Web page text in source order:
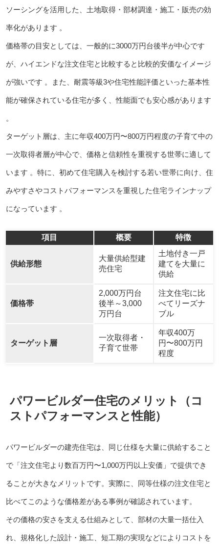
ソーシングを活用した、土地取得・部材調達・施工・販売の効
率化があります 。
価格帯の目安としては、一般的に3000万円台後半が中心です
が、ハイエンドな注文住宅と比較すると比較的安価なイメージ
が強いです 。また、耐震等級3や住宅性能評価といった基本性
能が確保されている住宅が多く、性能面でも安心感があります
。
ターゲット層は、主に年収400万円〜800万円程度の子育て中の
一次取得者層が中心で、価格と信頼性を重視する世帯に適して
います 。特に、初めて住宅購入を検討する若い世帯に向け、住
みやすさやコストパフォーマンスを重視した住宅ラインナップ
になっています 。
項目 概要 特徴
供給形態
大量供給型建
売住宅
土地付き一戸
建てを大量に
供給
価格帯
2,000万円台
後半～3,000
万円台
注文住宅に比
べてリーズナ
ブル
ターゲット層
一次取得者・
子育て世帯
年収400万
円〜800万円
程度
パワービルダー住宅のメリット（コ
ストパフォーマンスと性能）
パワービルダーの建売住宅は、同じ仕様を大量に供給すること
で「注文住宅より数百万円〜1,000万円以上安価」で提供でき
ることが大きなメリットです。実際に、同等仕様の注文住宅と
比べてこのような価格差がある事例が確認されています。
その価格の安さを支える仕組みとして、部材の大量一括仕入
れ、規格化した設計・施工、短工期の実現などによりコストを